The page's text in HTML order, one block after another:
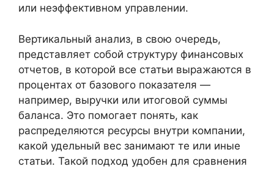
или неэффективном управлении.
Вертикальный анализ, в свою очередь,
представляет собой структуру финансовых
отчетов, в которой все статьи выражаются в
процентах от базового показателя —
например, выручки или итоговой суммы
баланса. Это помогает понять, как
распределяются ресурсы внутри компании,
какой удельный вес занимают те или иные
статьи. Такой подход удобен для сравнения